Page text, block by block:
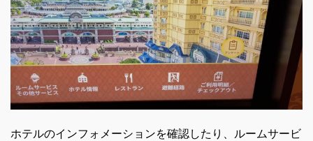
ホテルのインフォメーションを確認したり、ルームサービ